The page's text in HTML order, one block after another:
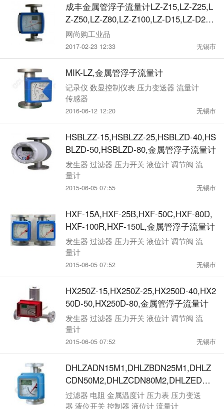
成丰金属管浮子流量计LZ-Z15,LZ-Z25,L
Z-Z50,LZ-Z80,LZ-Z100,LZ-D15,LZ-D25,
LZ-D50,LZ-D80,LZ-D100
网尚购工业品
2017-02-23 12:33 无锡市
MIK-LZ,金属管浮子流量计
记录仪 数显控制仪表 压力变送器 流量计
传感器
2016-06-12 12:20 无锡市
HSBLZZ-15,HSBLZZ-25,HSBLZD-40,HS
BLZD-50,HSBLZD-80,金属管浮子流量计
发生器 过滤器 压力开关 液位计 调节阀 流
量计
2015-06-05 07:55 无锡市
HXF-15A,HXF-25B,HXF-50C,HXF-80D,
HXF-100R,HXF-150L,金属管浮子流量计
发生器 过滤器 压力开关 液位计 调节阀 流
量计
2015-06-05 07:52 无锡市
HX250Z-15,HX250Z-25,HX250D-40,HX2
50D-50,HX250D-80,金属管浮子流量计
发生器 过滤器 压力开关 液位计 调节阀 流
量计
2015-06-05 07:52 无锡市
DHLZADN15M1,DHLZBDN25M1,DHLZ
CDN50M2,DHLZCDN80M2,DHLZEDN1
00M3,金属管浮子流量计
过滤器 电阻 金属温度计 压力表 压力变送
器 液位开关 控制器 液位计 流量计